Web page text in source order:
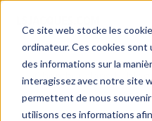
Ce site web stocke les
ordinateur. Ces cookies
des informations sur la
interagissez avec notre site
permettent de nous souvenir
utilisons ces informations